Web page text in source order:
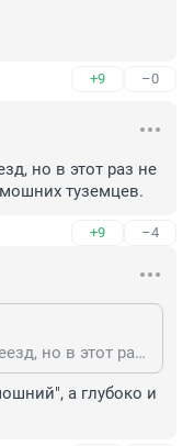
+9 –0
но в этот раз не
туземцев.
+9 –4
А он всегда проскакивает переезд, но в этот раз не фартануло. Такие традиции у тамошних туземцев.
а глубоко и